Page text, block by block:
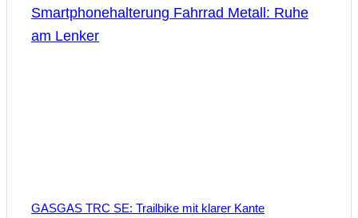
Smartphonehalterung Fahrrad Metall: Ruhe
am Lenker
GASGAS TRC SE: Trailbike mit klarer Kante